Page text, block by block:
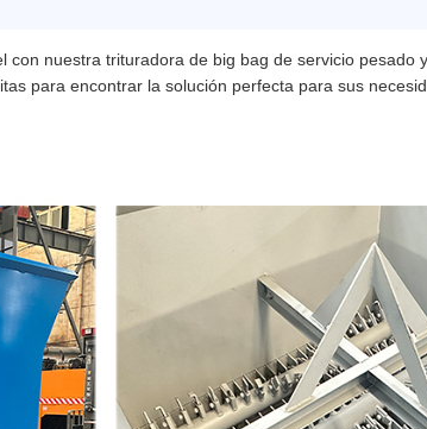
nuestra trituradora de big bag de servicio pesado
para encontrar la solución perfecta para sus